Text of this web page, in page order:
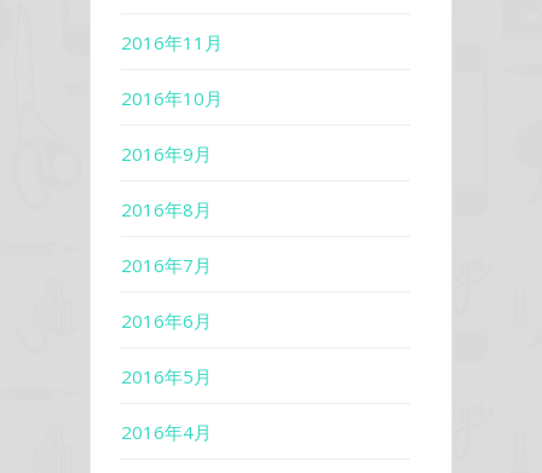
2016年11月
2016年10月
2016年9月
2016年8月
2016年7月
2016年6月
2016年5月
2016年4月